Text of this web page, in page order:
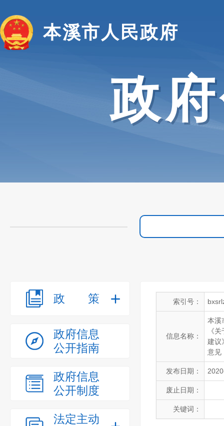
本溪市人民政府
政
政策
政府信息
公开指南
政府信息
公开制度
法定主动
索引号：
信息名称：
本溪
《
建议
意见
发布日期：
废止日期：
关键词：